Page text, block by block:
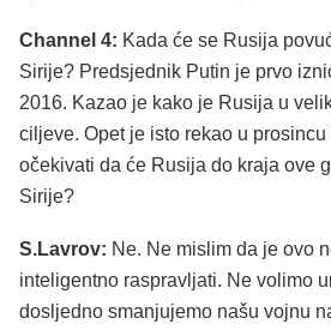
Channel 4: Kada će se Rusija
Sirije? Predsjednik Putin je prvo
2016. Kazao je kako je Rusija u
ciljeve. Opet je isto rekao u
očekivati ​​da će Rusija do kraja ove
Sirije?
S.Lavrov: Ne. Ne mislim da je ovo
inteligentno raspravljati. Ne volimo
dosljedno smanjujemo našu vojnu